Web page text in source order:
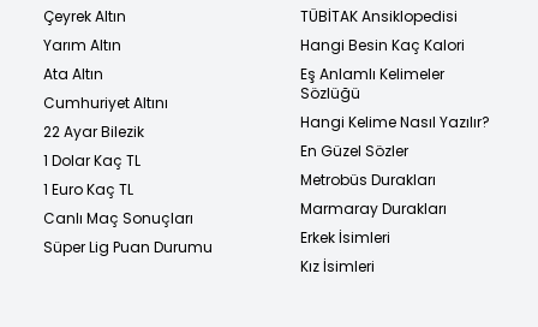
Çeyrek Altın
Yarım Altın
Ata Altın
Cumhuriyet Altını
22 Ayar Bilezik
1 Dolar Kaç TL
1 Euro Kaç TL
Canlı Maç Sonuçları
Süper Lig Puan Durumu
TÜBİTAK Ansiklopedisi
Hangi Besin Kaç Kalori
Eş Anlamlı Kelimeler
Sözlüğü
Hangi Kelime Nasıl Yazılır?
En Güzel Sözler
Metrobüs Durakları
Marmaray Durakları
Erkek İsimleri
Kız İsimleri